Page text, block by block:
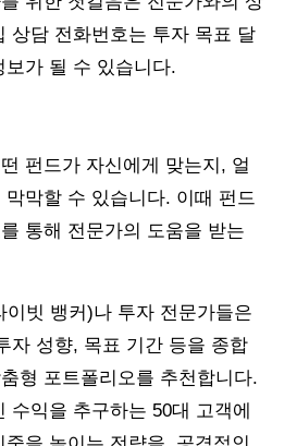
상담 전화번호는 투자 목표 달
가 될 수 있습니다.
펀드가 자신에게 맞는지, 얼
막할 수 있습니다. 이때 펀드
통해 전문가의 도움을 받는
이빗 뱅커)나 투자 전문가들은
자 성향, 목표 기간 등을 종합
형 포트폴리오를 추천합니다.
수익을 추구하는 50대 고객에